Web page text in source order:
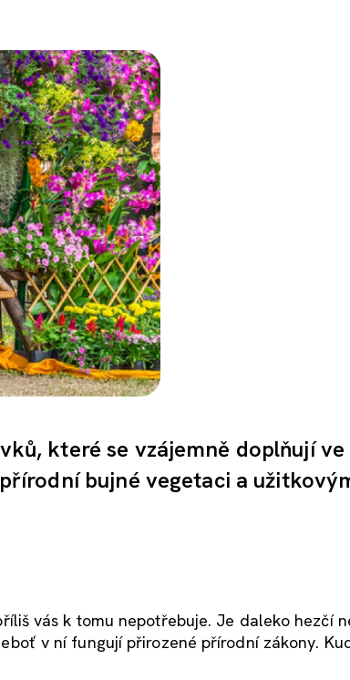
které se vzájemně doplňují
bujné vegetaci a
vás k tomu nepotřebuje. Je daleko hezčí
v ní fungují přirozené přírodní zákony.